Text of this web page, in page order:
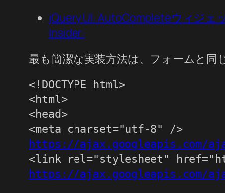
jQuery UI: AutoCompleteウィジェ
Insider:
最も簡潔な実装方法は、フォームと同
<!DOCTYPE html>
<html>
<head>
<meta charset="utf-8" />
https://ajax.googleapis.com/
https://ajax.googleapis.com/